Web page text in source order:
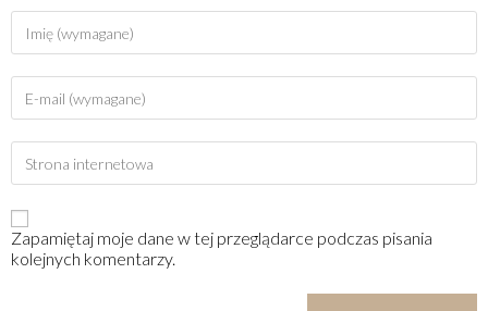
Zapamiętaj moje dane w tej przeglądarce podczas pisania
kolejnych komentarzy.